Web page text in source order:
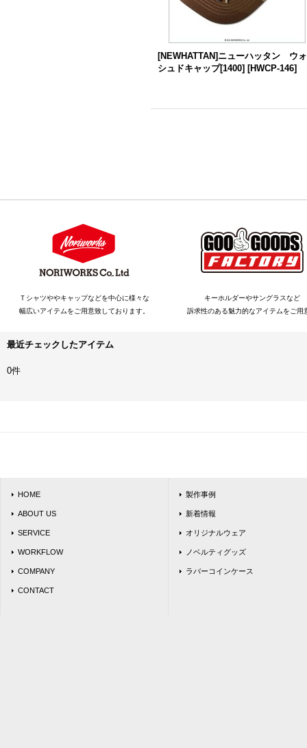
[NEWHATTAN]ニューハッタン ウ
シュドキャップ[1400] [HWCP-146]
Ｔシャツややキャップなどを中心に様々な
幅広いアイテムをご用意致しております。
キーホルダーやサングラスなど
訴求性のある魅力的なアイテムをご用
最近チェックしたアイテム
0件
HOME
ABOUT US
SERVICE
WORKFLOW
COMPANY
CONTACT
製作事例
新着情報
オリジナルウェア
ノベルティグッズ
ラバーコインケース